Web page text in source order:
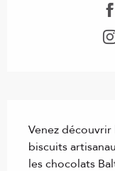
Venez
biscuits
les chocolats